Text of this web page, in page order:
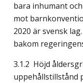
bara inhumant
mot
2020 är svensk
bakom
3.1.2 Höjd
uppehållstillstånd